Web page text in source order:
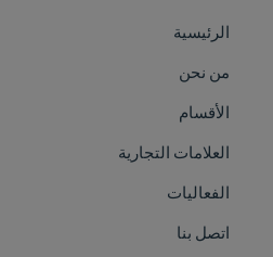
الرئيسية
من نحن
الأقسام
العلامات التجارية
الفعاليات
اتصل بنا